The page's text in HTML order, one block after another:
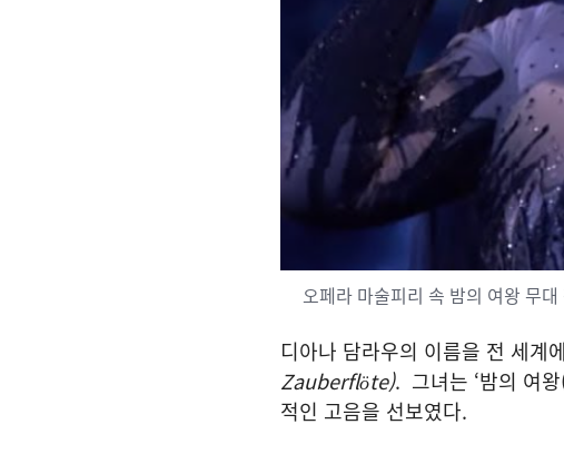
오페라 마술피리 속 밤의 여왕 무대
디아나 담라우의 이름을 전 세계
Zauberflöte). 그녀는 ‘밤의 여
적인 고음을 선보였다.